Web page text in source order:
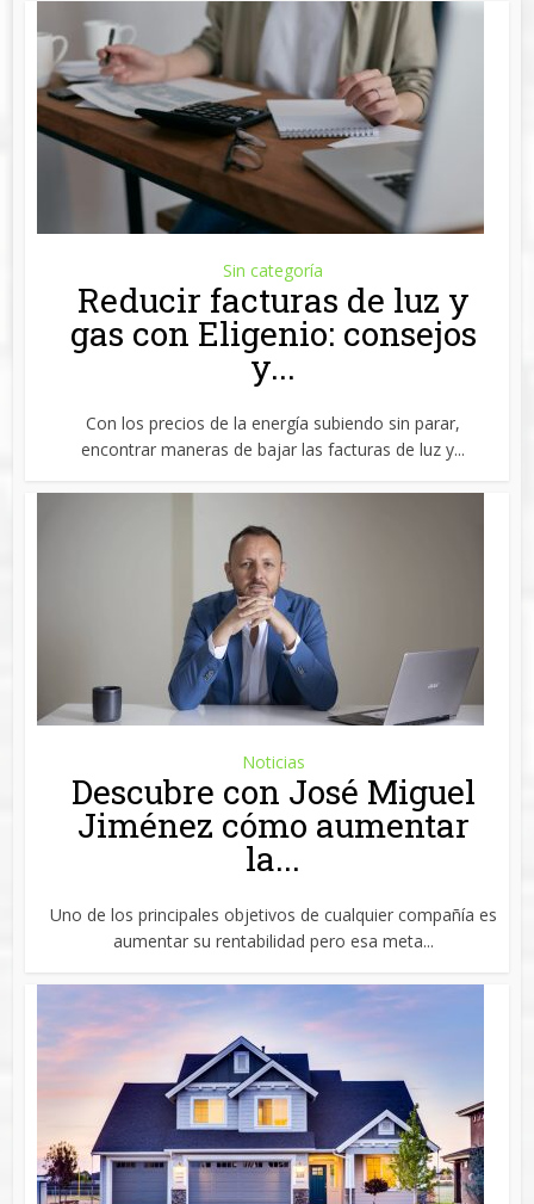
Sin categoría
Reducir facturas de luz y
gas con Eligenio: consejos
y...
Con los precios de la energía subiendo sin parar,
encontrar maneras de bajar las facturas de luz y...
Noticias
Descubre con José Miguel
Jiménez cómo aumentar
la...
Uno de los principales objetivos de cualquier compañía es
aumentar su rentabilidad pero esa meta...